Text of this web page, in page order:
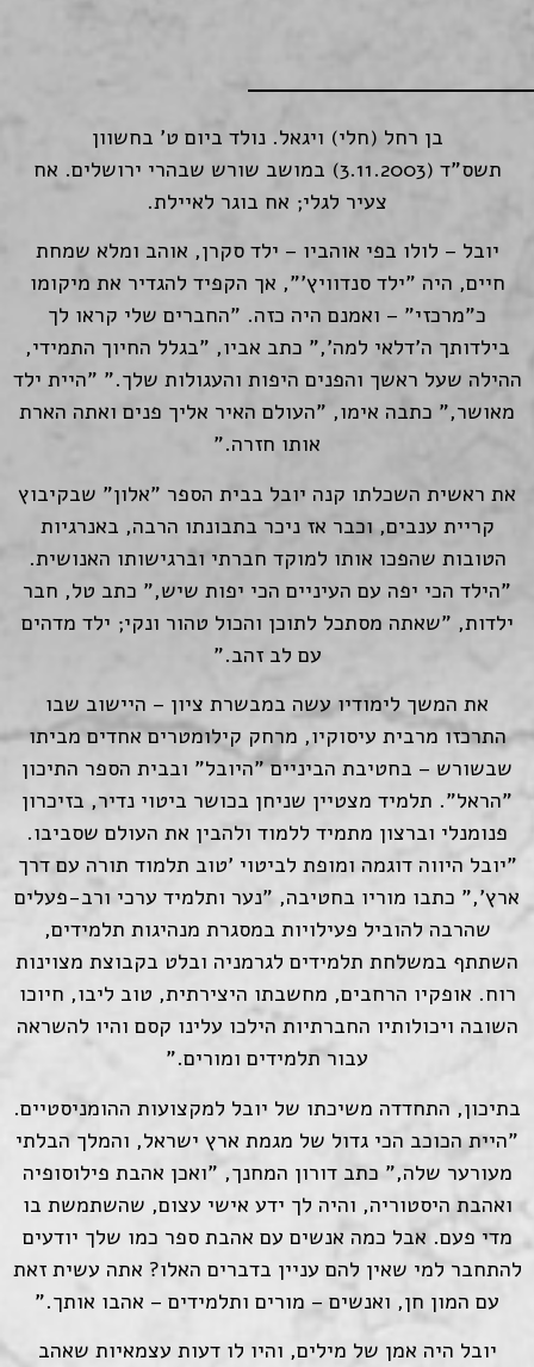
בן רחל (חלי) ויגאל. נולד ביום ט' בחשוון
תשס"ד (3.11.2003) במושב שורש שבהרי ירושלים. אח
צעיר לגלי; אח בוגר לאיילת.
יובל – לולו בפי אוהביו – ילד סקרן, אוהב ומלא שמחת
חיים, היה "ילד סנדוויץ'", אך הקפיד להגדיר את מיקומו
כ"מרכזי" – ואמנם היה כזה. "החברים שלי קראו לך
בילדותך ה'דלאי למה'," כתב אביו, "בגלל החיוך התמידי,
ההילה שעל ראשך והפנים היפות והעגולות שלך." "היית ילד
מאושר," כתבה אימו, "העולם האיר אליך פנים ואתה הארת
אותו חזרה."
את ראשית השכלתו קנה יובל בבית הספר "אלון" שבקיבוץ
קריית ענבים, וכבר אז ניכר בתבונתו הרבה, באנרגיות
הטובות שהפכו אותו למוקד חברתי וברגישותו האנושית.
"הילד הכי יפה עם העיניים הכי יפות שיש," כתב טל, חבר
ילדות, "שאתה מסתכל לתוכן והכול טהור ונקי; ילד מדהים
עם לב זהב."
את המשך לימודיו עשה במבשרת ציון – היישוב שבו
התרכזו מרבית עיסוקיו, מרחק קילומטרים אחדים מביתו
שבשורש – בחטיבת הביניים "היובל" ובבית הספר התיכון
"הראל". תלמיד מצטיין שניחן בכושר ביטוי נדיר, בזיכרון
פנומנלי וברצון מתמיד ללמוד ולהבין את העולם שסביבו.
"יובל היווה דוגמה ומופת לביטוי 'טוב תלמוד תורה עם דרך
ארץ'," כתבו מוריו בחטיבה, "נער ותלמיד ערכי ורב-פעלים
שהרבה להוביל פעילויות במסגרת מנהיגות תלמידים,
השתתף במשלחת תלמידים לגרמניה ובלט בקבוצת מצוינות
רוח. אופקיו הרחבים, מחשבתו היצירתית, טוב ליבו, חיוכו
השובה ויכולותיו החברתיות הילכו עלינו קסם והיו להשראה
עבור תלמידים ומורים."
בתיכון, התחדדה משיכתו של יובל למקצועות ההומניסטיים.
"היית הכוכב הכי גדול של מגמת ארץ ישראל, והמלך הבלתי
מעורער שלה," כתב דורון המחנך, "ואכן אהבת פילוסופיה
ואהבת היסטוריה, והיה לך ידע אישי עצום, שהשתמשת בו
מדי פעם. אבל כמה אנשים עם אהבת ספר כמו שלך יודעים
להתחבר למי שאין להם עניין בדברים האלו? אתה עשית זאת
עם המון חן, ואנשים – מורים ותלמידים – אהבו אותך."
יובל היה אמן של מילים, והיו לו דעות עצמאיות שאהב